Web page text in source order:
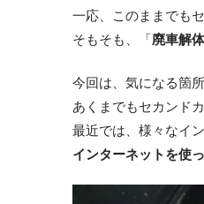
一応、このままでも
そもそも、「廃車解
今回は、気になる箇
あくまでもセカンド
最近では、様々なイ
インターネットを使